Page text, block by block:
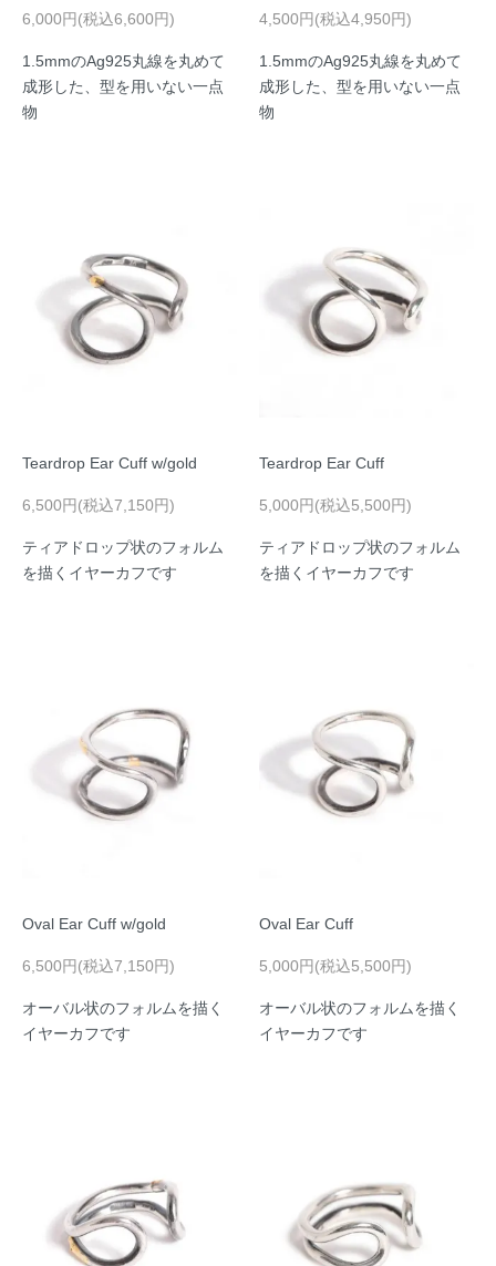
6,000円(税込6,600円)
1.5mmのAg925丸線を丸めて
成形した、型を用いない一点
物
4,500円(税込4,950円)
1.5mmのAg925丸線を丸めて
成形した、型を用いない一点
物
Teardrop Ear Cuff w/gold
6,500円(税込7,150円)
ティアドロップ状のフォルム
を描くイヤーカフです
Teardrop Ear Cuff
5,000円(税込5,500円)
ティアドロップ状のフォルム
を描くイヤーカフです
Oval Ear Cuff w/gold
6,500円(税込7,150円)
オーバル状のフォルムを描く
イヤーカフです
Oval Ear Cuff
5,000円(税込5,500円)
オーバル状のフォルムを描く
イヤーカフです